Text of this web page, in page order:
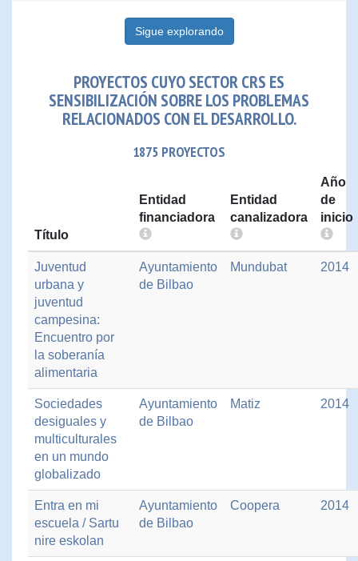
Sigue explorando
PROYECTOS CUYO SECTOR CRS ES
SENSIBILIZACIÓN SOBRE LOS PROBLEMAS
RELACIONADOS CON EL DESARROLLO.
1875 PROYECTOS
Título
Entidad
financiadora
Entidad
canalizadora
Año
de
inicio
Juventud
urbana y
juventud
campesina:
Encuentro por
la soberanía
alimentaria
Ayuntamiento
de Bilbao
Mundubat 2014
Sociedades
desiguales y
multiculturales
en un mundo
globalizado
Ayuntamiento
de Bilbao
Matiz 2014
Entra en mi
escuela / Sartu
nire eskolan
Ayuntamiento
de Bilbao
Coopera 2014